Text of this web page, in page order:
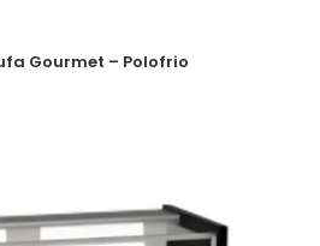
Gourmet – Polofrio